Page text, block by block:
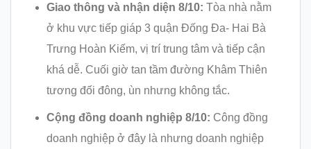
Giao thông và nhận diện 8/10: Tòa nhà nằm
ở khu vực tiếp giáp 3 quận Đống Đa- Hai Bà
Trưng Hoàn Kiếm, vị trí trung tâm và tiếp cận
khá dễ. Cuối giờ tan tầm đường Khâm Thiên
tương đối đông, ùn nhưng không tắc.
Cộng đồng doanh nghiệp 8/10: Công đồng
doanh nghiệp ở đây là nhưng doanh nghiệp